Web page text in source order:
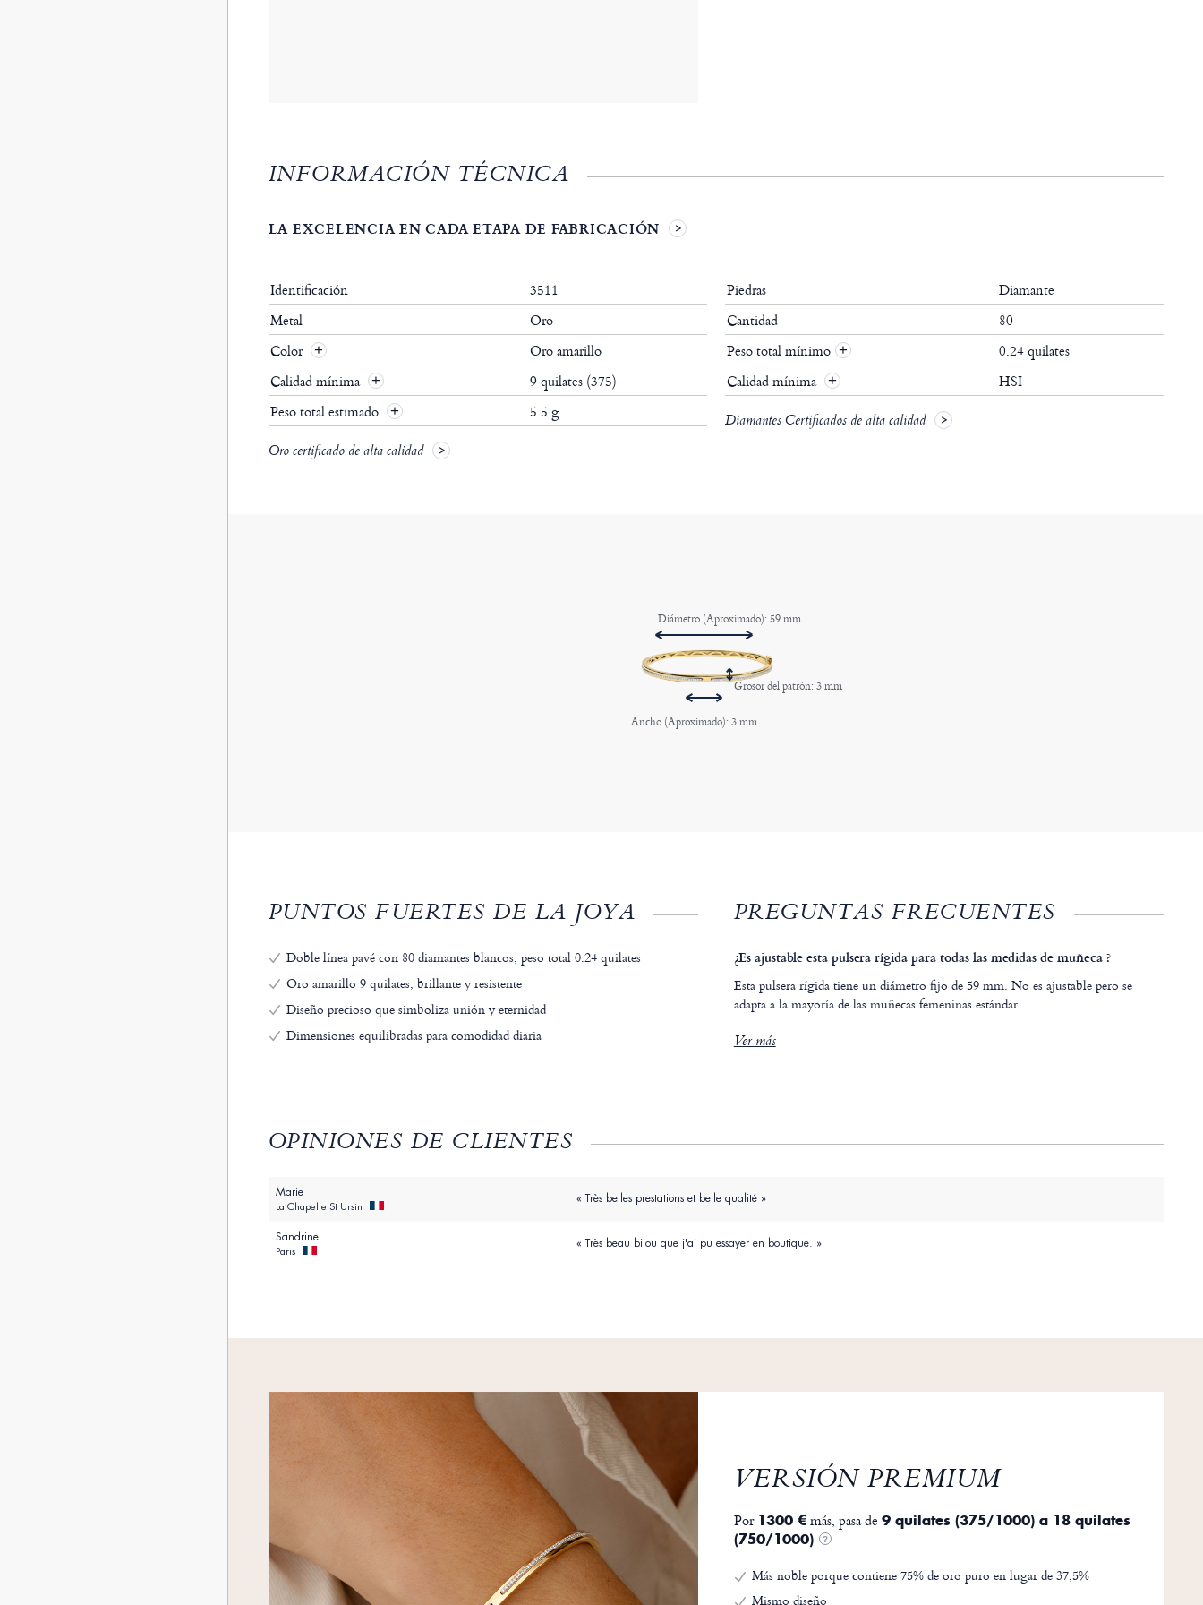
INFORMACIÓN TÉCNICA
LA EXCELENCIA EN CADA ETAPA DE FABRICACIÓN
Identificación
3511
Metal
Oro
Color
Oro amarillo
Calidad mínima
9 quilates (375)
Peso total estimado
5.5 g.
Oro certificado de alta calidad
Piedras
Diamante
Cantidad
80
Peso total mínimo +
0.24 quilates
Calidad mínima + HSI
Diamantes Certificados de alta calidad
Diámetro (Aproximado): 59 mm
Grosor del patrón: 3 mm
Ancho (Aproximado): 3 mm
PUNTOS FUERTES DE LA JOYA
Doble línea pavé con 80 diamantes blancos, peso total 0.24 quilates
Oro amarillo 9 quilates, brillante y resistente
Diseño precioso que simboliza unión y eternidad
Dimensiones equilibradas para comodidad diaria
PREGUNTAS FRECUENTES
¿Es ajustable esta pulsera rígida para todas las medidas de muñeca ?
Esta pulsera rígida tiene un diámetro fijo de 59 mm. No es ajustable pero se
adapta a la mayoría de las muñecas femeninas estándar.
Ver más
OPINIONES DE CLIENTES
Marie
La Chapelle St Ursin
« Très belles prestations et belle qualité »
Sandrine
Paris
« Très beau bijou que j'ai pu essayer en boutique. »
VERSIÓN PREMIUM
Por 1300 €más, pasa de 9 quilates (375/1000) a 18 quilates
(750/1000)
?
Más noble porque contiene 75% de oro puro en lugar de 37,5%
Mismo diseño